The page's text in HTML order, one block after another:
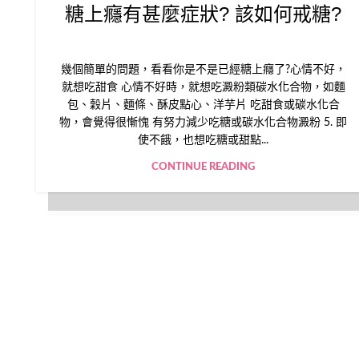
糖上癮有甚麼症狀? 該如何戒糖?
幾個簡單的問題，看看你是不是已經糖上癮了?心情不好，
就想吃甜食 心情不好時，就想吃澱粉類碳水化合物，如麵
包、穀片、麵條、酥皮點心、洋芋片 吃甜食或碳水化合
物，會覺得很慚愧 有努力減少吃糖或碳水化合物澱粉 5. 即
使不餓，也想吃糖或甜點...
CONTINUE READING